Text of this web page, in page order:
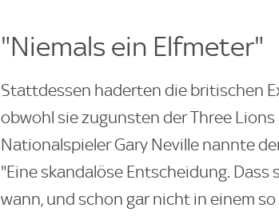
"Niemals ein Elfmeter"
Stattdessen haderten die britischen
obwohl sie zugunsten der Three Lions
Nationalspieler Gary Neville nannte
"Eine skandalöse Entscheidung. Dass
wann, und schon gar nicht in einem